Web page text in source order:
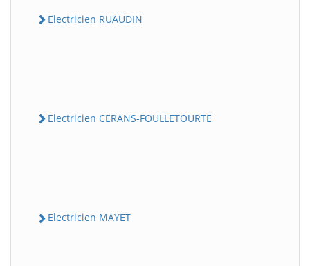
Electricien RUAUDIN
Electricien CERANS-FOULLETOURTE
Electricien MAYET